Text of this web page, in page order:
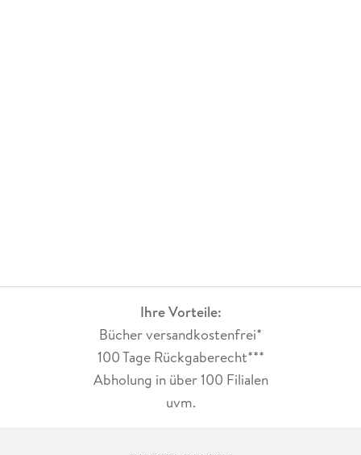
Ihre Vorteile:
Bücher versandkostenfrei*
100 Tage Rückgaberecht***
Abholung in über 100 Filialen
uvm.